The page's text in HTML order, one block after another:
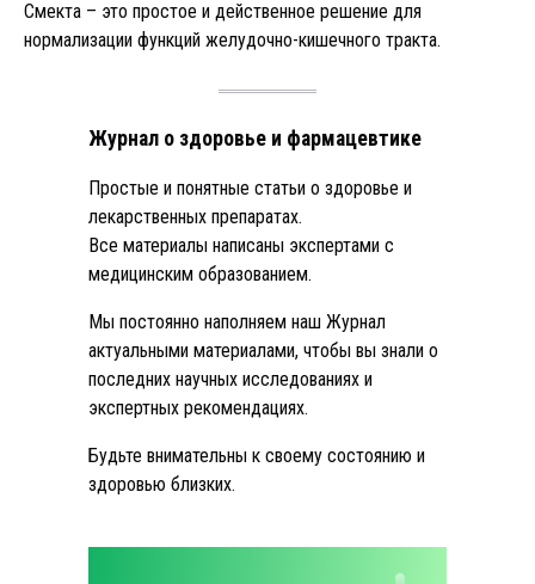
Смекта – это простое и действенное решение для
нормализации функций желудочно-кишечного тракта.
Журнал о здоровье и фармацевтике
Простые и понятные статьи о здоровье и
лекарственных препаратах.
Все материалы написаны экспертами с
медицинским образованием.
Мы постоянно наполняем наш Журнал
актуальными материалами, чтобы вы знали о
последних научных исследованиях и
экспертных рекомендациях.
Будьте внимательны к своему состоянию и
здоровью близких.